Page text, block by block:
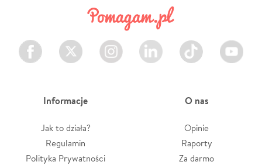
Facebook Twitter Instagram LinkedIn TikTok Youtube
Informacje
Jak to działa?
Regulamin
Polityka Prywatności
O nas
Opinie
Raporty
Za darmo